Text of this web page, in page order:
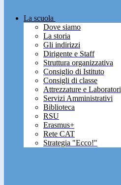
La scuola
Dove siamo
La storia
Gli indirizzi
Dirigente e Staff
Struttura organizzativa
Consiglio di Istituto
Consigli di classe
Attrezzature e Laboratori
Servizi Amministrativi
Biblioteca
RSU
Erasmus+
Rete CAT
Strategia "Ecco!"